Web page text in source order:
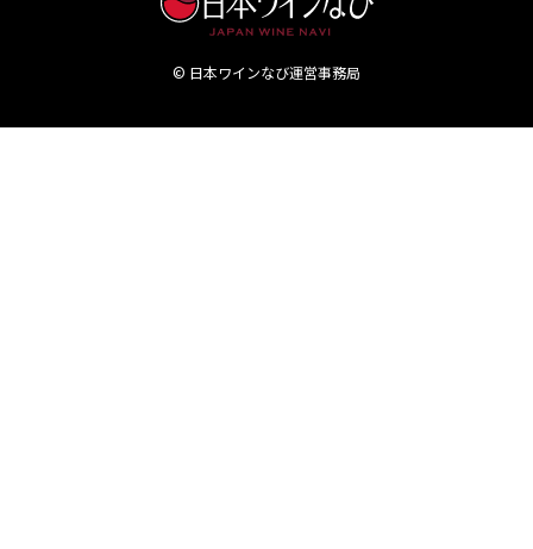
© 日本ワインなび運営事務局